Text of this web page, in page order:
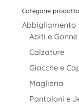
Categorie prodotto
Abbigliamento
Abiti e Gonne
Calzature
Giacche e
Maglieria
Pantaloni e